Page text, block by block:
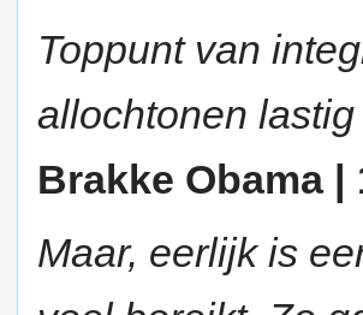
Toppunt van
allochtonen
Brakke Obama |
Maar, eerlijk is